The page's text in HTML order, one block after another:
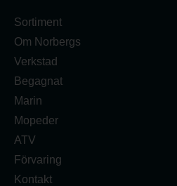
Sortiment
Om Norbergs
Verkstad
Begagnat
Marin
Mopeder
ATV
Förvaring
Kontakt